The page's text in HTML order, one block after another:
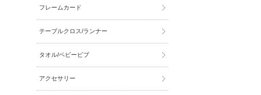
フレームカード
テーブルクロス/ランナー
タオル/ベビービブ
アクセサリー